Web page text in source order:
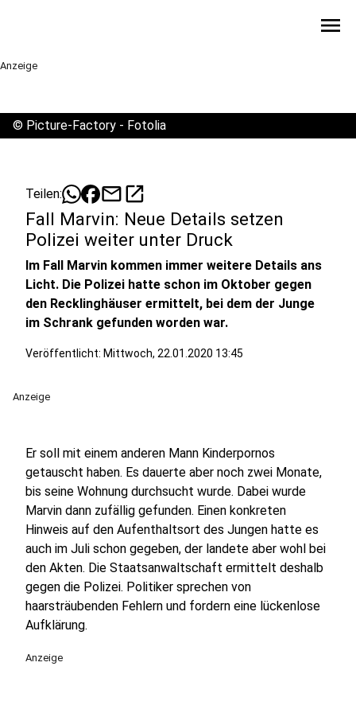
menu
Anzeige
© Picture-Factory - Fotolia
Teilen: mailopen_in_new
Fall Marvin: Neue Details setzen
Polizei weiter unter Druck
Im Fall Marvin kommen immer weitere Details ans
Licht. Die Polizei hatte schon im Oktober gegen
den Recklinghäuser ermittelt, bei dem der Junge
im Schrank gefunden worden war.
Veröffentlicht: Mittwoch, 22.01.2020 13:45
Anzeige
Er soll mit einem anderen Mann Kinderpornos
getauscht haben. Es dauerte aber noch zwei Monate,
bis seine Wohnung durchsucht wurde. Dabei wurde
Marvin dann zufällig gefunden. Einen konkreten
Hinweis auf den Aufenthaltsort des Jungen hatte es
auch im Juli schon gegeben, der landete aber wohl bei
den Akten. Die Staatsanwaltschaft ermittelt deshalb
gegen die Polizei. Politiker sprechen von
haarsträubenden Fehlern und fordern eine lückenlose
Aufklärung.
Anzeige